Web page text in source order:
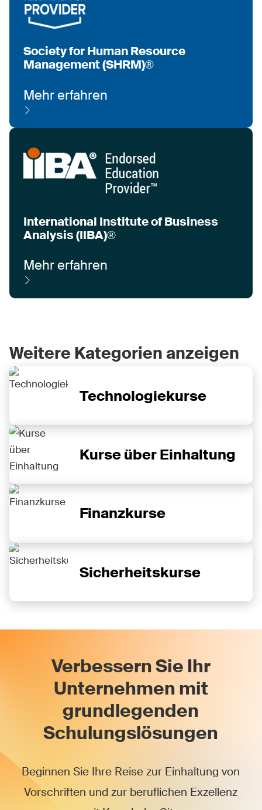
Society for Human Resource
Management (SHRM)®
Mehr erfahren
International Institute of Business
Analysis (IIBA)®
Mehr erfahren
Weitere Kategorien anzeigen
Technologiekurse
Kurse über Einhaltung
Finanzkurse
Sicherheitskurse
Verbessern Sie Ihr
Unternehmen mit
grundlegenden
Schulungslösungen
Beginnen Sie Ihre Reise zur Einhaltung von
Vorschriften und zur beruflichen Exzellenz